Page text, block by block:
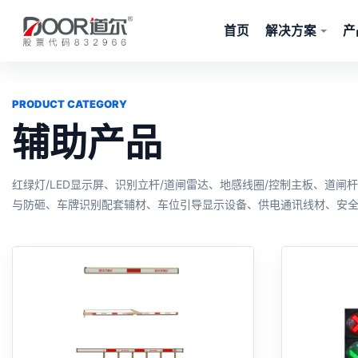
首页 解决方案
PRODUCT CATEGORY
辅助产品
红绿灯/LED显示屏、识别立杆/道闸雷达、地感线圈/控制主板、道闸
与防砸、车牌识别配套辅材、车位引导显示设备、供电通讯线材、安